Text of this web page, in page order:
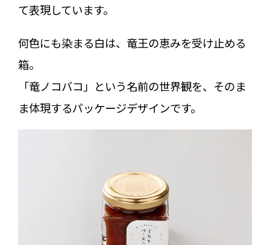
て表現しています。
何色にも染まる白は、竜王の恵みを受け止める
箱。
「竜ノコバコ」という名前の世界観を、そのま
ま体現するパッケージデザインです。